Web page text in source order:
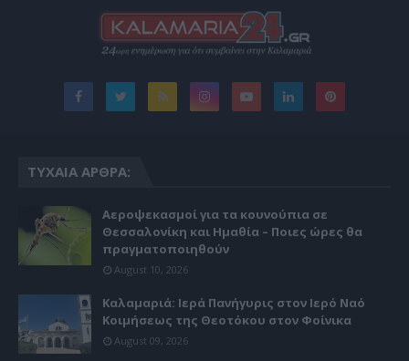
ΤΥΧΑΊΑ ΆΡΘΡΑ:
Αεροψεκασμοί για τα κουνούπια σε
Θεσσαλονίκη και Ημαθία – Ποιες ώρες θα
πραγματοποιηθούν
August 10, 2026
Καλαμαριά: Ιερά Πανήγυρις στον Ιερό Ναό
Κοιμήσεως της Θεοτόκου στον Φοίνικα
August 09, 2026